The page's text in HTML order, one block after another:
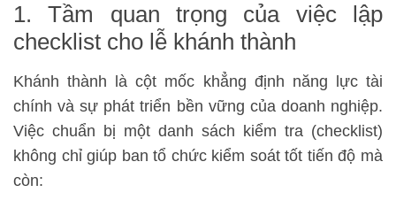
1. Tầm quan trọng của việc lập
checklist cho lễ khánh thành
Khánh thành là cột mốc khẳng định năng lực tài
chính và sự phát triển bền vững của doanh nghiệp.
Việc chuẩn bị một danh sách kiểm tra (checklist)
không chỉ giúp ban tổ chức kiểm soát tốt tiến độ mà
còn: